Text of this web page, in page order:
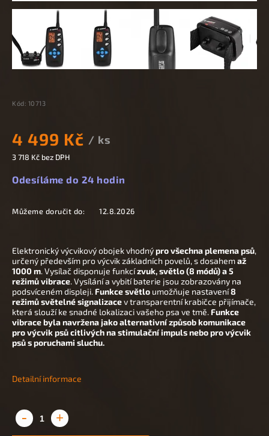
Kód: 10713
4 499 Kč / ks
3 718 Kč bez DPH
Odesíláme do 24 hodin
Můžeme doručit do: 12.8.2026
Elektronický výcvikový obojek vhodnýpro všechna plemena psů,
určený především pro výcvik základních povelů, s dosahemaž
1000 m. Vysílač disponuje funkcízvuk, světlo (8 módů) a 5
režimů vibrace. Vysílání a vybití baterie jsou zobrazovány na
podsvíceném displeji. Funkce světlo umožňuje nastavení8
režimů světelné signalizacev transparentní krabičce přijímače,
která slouží ke snadné lokalizaci vašeho psa ve tmě. Funkce
vibrace byla navržena jako alternativní způsob komunikace
pro výcvik psů citlivých na stimulační impuls nebo pro výcvik
psů s poruchami sluchu.
Detailní informace